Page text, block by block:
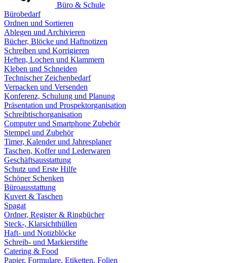
Büro & Schule
Bürobedarf
Ordnen und Sortieren
Ablegen und Archivieren
Bücher, Blöcke und Haftnotizen
Schreiben und Korrigieren
Heften, Lochen und Klammern
Kleben und Schneiden
Technischer Zeichenbedarf
Verpacken und Versenden
Konferenz, Schulung und Planung
Präsentation und Prospektorganisation
Schreibtischorganisation
Computer und Smartphone Zubehör
Stempel und Zubehör
Timer, Kalender und Jahresplaner
Taschen, Koffer und Lederwaren
Geschäftsausstattung
Schutz und Erste Hilfe
Schöner Schenken
Büroausstattung
Kuvert & Taschen
Spagat
Ordner, Register & Ringbücher
Steck-, Klarsichthüllen
Haft- und Notizblöcke
Schreib- und Markierstifte
Catering & Food
Papier, Formulare, Etiketten, Folien